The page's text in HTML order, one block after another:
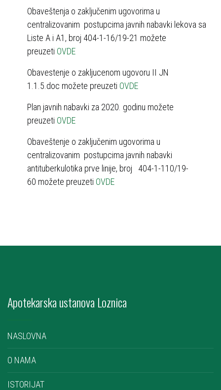
Obaveštenja o zaključenim ugovorima u
centralizovanim postupcima javnih nabavki lekova sa
Liste A i A1, broj 404-1-16/19-21 možete
preuzeti OVDE
Obavestenje o zakljucenom ugovoru II JN
1.1.5.doc možete preuzeti OVDE
Plan javnih nabavki za 2020. godinu možete
preuzeti OVDE
Obaveštenje o zaključenim ugovorima u
centralizovanim postupcima javnih nabavki
antituberkulotika prve linije, broj 404-1-110/19-
60 možete preuzeti OVDE
Apotekarska ustanova Loznica
NASLOVNA
O NAMA
ISTORIJAT